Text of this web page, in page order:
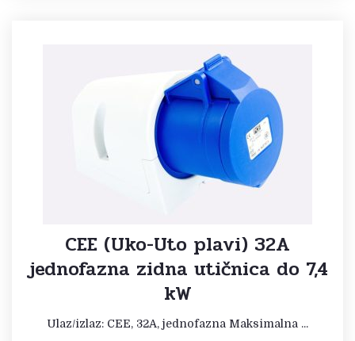
CEE (Uko-Uto plavi) 32A
jednofazna zidna utičnica do 7,4
kW
Ulaz/izlaz: CEE, 32A, jednofazna Maksimalna ...